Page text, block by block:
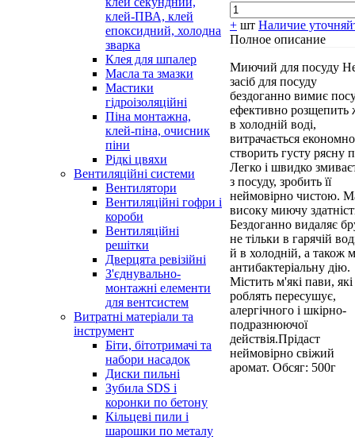
клей-ПВА, клей
епоксидний, холодна
зварка
Клея для шпалер
Масла та змазки
Мастики
гідроізоляційні
Піна монтажна,
клей-піна, очисник
піни
Рідкі цвяхи
Вентиляційні системи
Вентилятори
Вентиляційні гофри і
короби
Вентиляційні
решітки
Дверцята ревізійні
З'єднувально-
монтажні елементи
для вентсистем
Витратні матеріали та
інструмент
Біти, бітотримачі та
набори насадок
Диски пильні
Зубила SDS і
коронки по бетону
Кільцеві пили і
шарошки по металу
+ шт Наличие
Полное описание
Миючий для посуду
засіб для посуду
бездоганно вимиє
ефективно розщепить
в холодній воді,
витрачається
створить густу рясну
Легко і швидко
з посуду, зробить її
неймовірно чистою.
високу миючу
Бездоганно видаляє
не тільки в гарячій
й в холодній, а також
антибактеріальну дію.
Містить м'які пави,
роблять пересушує,
алергічного і шкірно-
подразнюючої
действія.Прідаст
неймовірно свіжий
аромат. Обсяг: 500г